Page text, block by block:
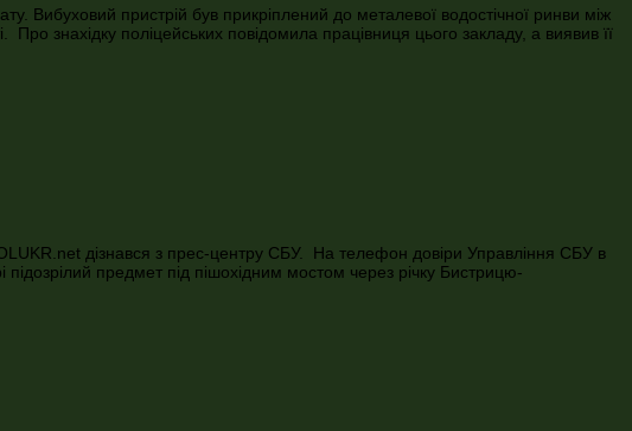
Вибуховий пристрій був прикріплений до металевої водостічної ринви між
Про знахідку поліцейських повідомила працівниця цього закладу, а виявив її
дізнався з прес-центру СБУ. На телефон довіри Управління СБУ в
предмет під пішохідним мостом через річку Бистрицю-